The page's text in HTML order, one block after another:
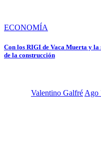
ECONOMÍA
Con los RIGI de Vaca Muerta y
de la construcción
Valentino GalfréAgo